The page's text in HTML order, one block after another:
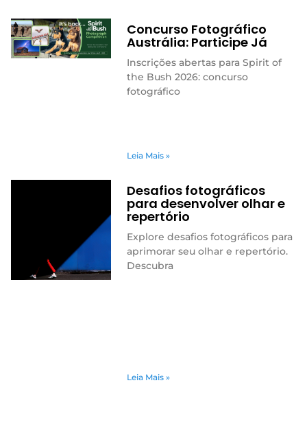
Concurso Fotográfico
Austrália: Participe Já
Inscrições abertas para Spirit of
the Bush 2026: concurso
fotográfico
Leia Mais »
Desafios fotográficos
para desenvolver olhar e
repertório
Explore desafios fotográficos para
aprimorar seu olhar e repertório.
Descubra
Leia Mais »